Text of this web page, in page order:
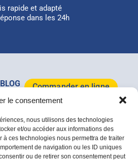
le consentement
nous utilisons des technologies
et/ou accéder aux informations des
à ces technologies nous permettra de traiter
de navigation ou les ID uniques
ou de retirer son consentement peut
rapide et adapté
dans les 24h
les
Commander en ligne
Télécharger le